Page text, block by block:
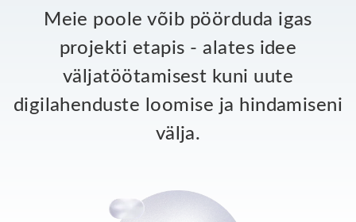
Meie poole võib pöörduda igas
projekti etapis - alates idee
väljatöötamisest kuni uute
digilahenduste loomise ja hindamiseni
välja.